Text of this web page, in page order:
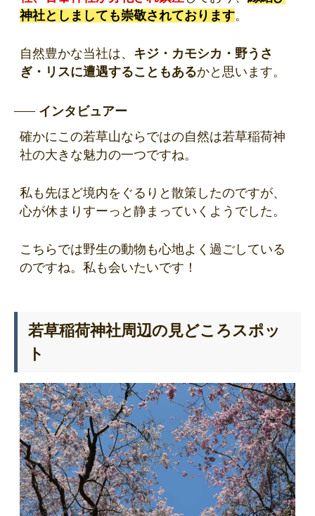
神社としましても崇敬されております。
自然豊かな当社は、 キジ・カモシカ・野うさ
ぎ・リスに遭遇することもあるかと思います。
インタビュアー
確かにこの若草山ならではの自然は若草稲荷神
社の大きな魅力の一つですね。
私も先ほど境内をぐるりと散策したのですが、
心が休まりすーっと静まっていくようでした。
こちらでは野生の動物も心地よく過ごしている
のですね。私も会いたいです！
若草稲荷神社周辺の見どころスポッ
ト